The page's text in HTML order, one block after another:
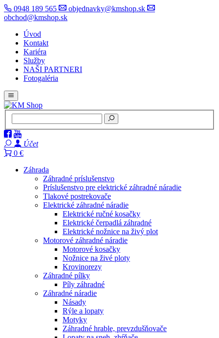
0948 189 565
objednavky@kmshop.sk
obchod@kmshop.sk
Úvod
Kontakt
Kariéra
Služby
NAŠI PARTNERI
Fotogaléria
Účet
0 €
Záhrada
Záhradné príslušenstvo
Príslušenstvo pre elektrické záhradné náradie
Tlakové postrekovače
Elektrické záhradné náradie
Elektrické ručné kosačky
Elektrické čerpadlá záhradné
Elektrické nožnice na živý plot
Motorové záhradné náradie
Motorové kosačky
Nožnice na živé ploty
Krovinorezy
Záhradné pílky
Píly záhradné
Záhradné náradie
Násady
Rýle a lopaty
Motyky
Záhradné hrable, prevzdušňovače